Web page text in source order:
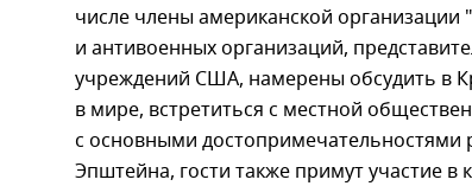
числе члены американской
и антивоенных организаций,
учреждений США, намерены обсудить в
в мире, встретиться с местной
с основными достопримечательностями
Эпштейна, гости также примут участие